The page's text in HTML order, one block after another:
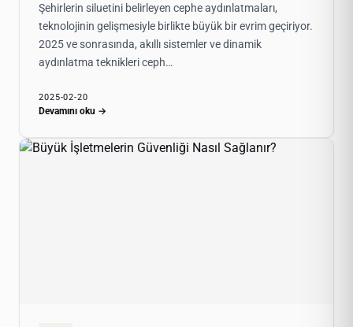
Şehirlerin siluetini belirleyen cephe aydınlatmaları,
teknolojinin gelişmesiyle birlikte büyük bir evrim geçiriyor.
2025 ve sonrasında, akıllı sistemler ve dinamik
aydınlatma teknikleri ceph…
2025-02-20
Devamını oku →